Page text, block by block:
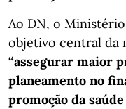
Ao DN, o
objetivo central da
“assegurar maior
planeamento no
promoção da